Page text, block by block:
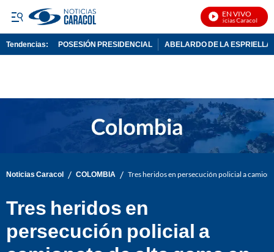
EN VIVO
Noticias Caracol En
Tendencias: POSESIÓN PRESIDENCIAL ABELARDO DE LA ESPRIELLA
Noticias Caracol / COLOMBIA / Tres heridos en persecución policial a
Tres heridos en
persecución policial a